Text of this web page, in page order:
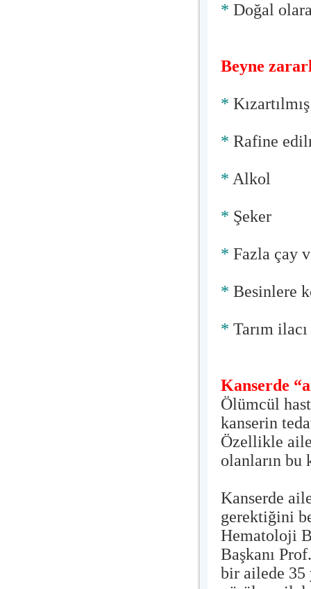
* Doğal
Beyne
*
* Rafine
* Alkol
* Şeker
* Fazla çay
* Besinlere
* Tarım
Kanserde
Ölümcül
kanserin
Özellikle
olanların bu
Kanserde
gerektiğini
Hematoloji
Başkanı
bir ailede 35